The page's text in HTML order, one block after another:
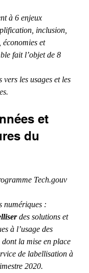
à 6 enjeux
inclusion,
et
fait l’objet de 8
vers les usages et les
et
du
Tech.gouv
numériques :
des solutions et
à l’usage des
la mise en place
de labellisation à
2020.